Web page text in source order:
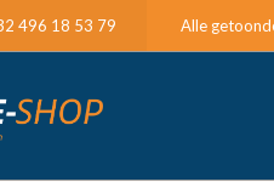
496 18 53 79 Alle